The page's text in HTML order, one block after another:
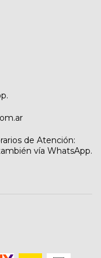
de Atención:
vía WhatsApp.